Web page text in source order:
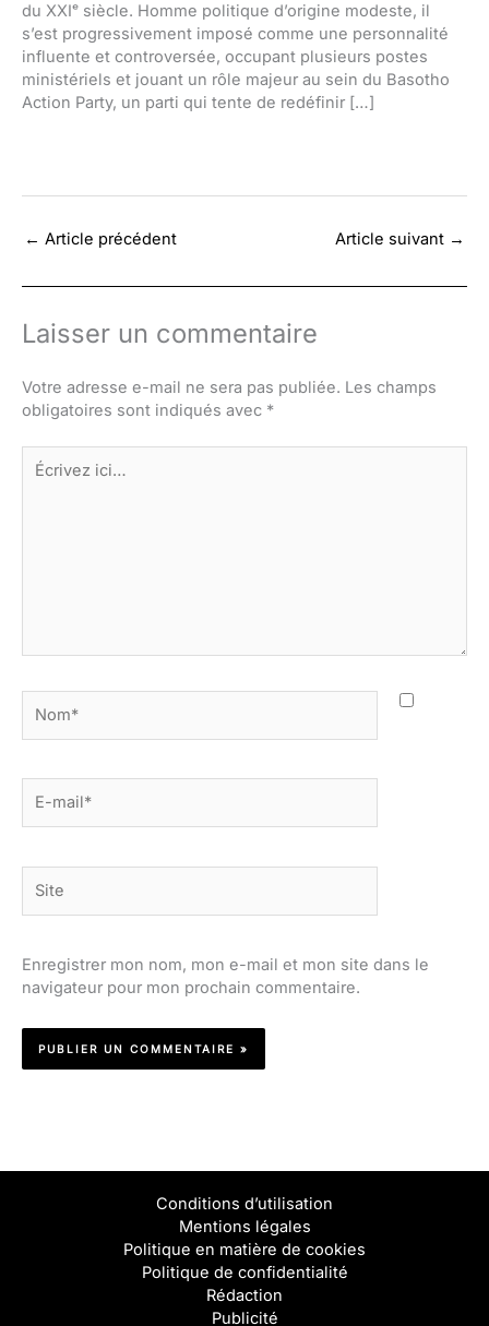
du XXIᵉ siècle. Homme politique d’origine modeste, il
s’est progressivement imposé comme une personnalité
influente et controversée, occupant plusieurs postes
ministériels et jouant un rôle majeur au sein du Basotho
Action Party, un parti qui tente de redéfinir […]
← Article précédent Article suivant →
Laisser un commentaire
Votre adresse e-mail ne sera pas publiée. Les champs
obligatoires sont indiqués avec *
Écrivez
ici…
mail*
Enregistrer mon nom, mon e-mail et mon site dans le
navigateur pour mon prochain commentaire.
Conditions d’utilisation
Mentions légales
Politique en matière de cookies
Politique de confidentialité
Rédaction
Publicité